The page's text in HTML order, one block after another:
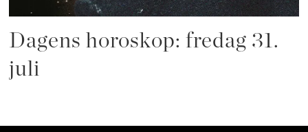
Dagens horoskop: fredag 31.
juli